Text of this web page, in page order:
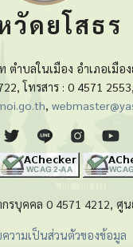
วัดยโสธร
ำบลในเมือง อำเภอเมือ
โทรสาร : 0 4571
,
บุคคล 0 4571 4212, ศู
วามเป็นส่วนตัวของข้อมูล